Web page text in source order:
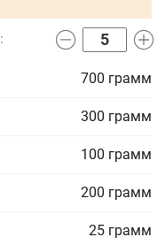
700 грамм
300 грамм
100 грамм
200 грамм
25 грамм